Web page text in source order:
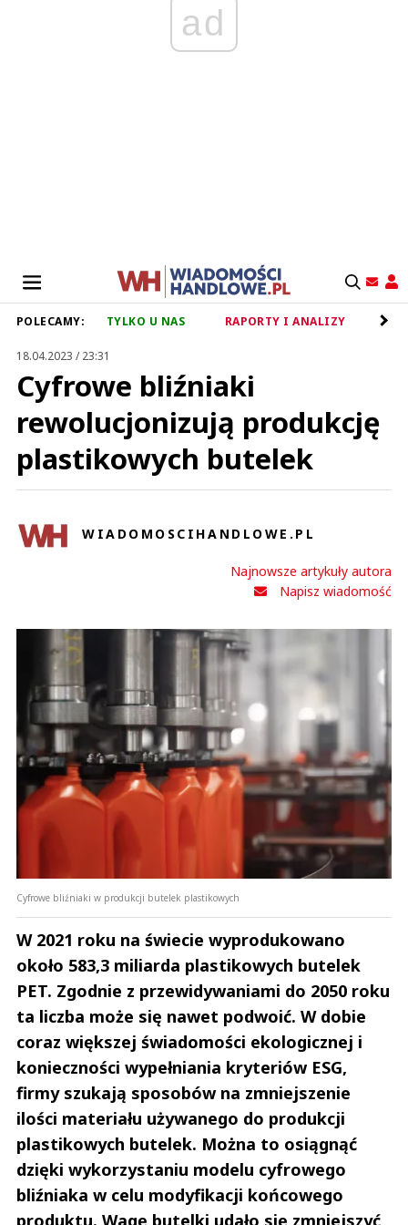
ad
POLECAMY: TYLKO U NAS RAPORTY I ANALIZY
18.04.2023 / 23:31
Cyfrowe bliźniaki
rewolucjonizują produkcję
plastikowych butelek
WIADOMOSCIHANDLOWE.PL
Najnowsze artykuły autora
Napisz wiadomość
Cyfrowe bliźniaki w produkcji butelek plastikowych
W 2021 roku na świecie wyprodukowano
około 583,3 miliarda plastikowych butelek
PET. Zgodnie z przewidywaniami do 2050 roku
ta liczba może się nawet podwoić. W dobie
coraz większej świadomości ekologicznej i
konieczności wypełniania kryteriów ESG,
firmy szukają sposobów na zmniejszenie
ilości materiału używanego do produkcji
plastikowych butelek. Można to osiągnąć
dzięki wykorzystaniu modelu cyfrowego
bliźniaka w celu modyfikacji końcowego
produktu. Wagę butelki udało się zmniejszyć